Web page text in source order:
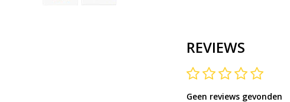
REVIEWS
Geen reviews gevonden